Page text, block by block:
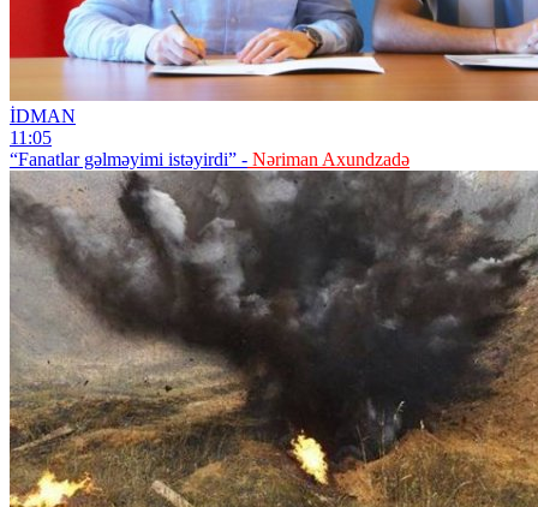
İDMAN
11:05
“Fanatlar gəlməyimi istəyirdi” - Nəriman Axundzadə